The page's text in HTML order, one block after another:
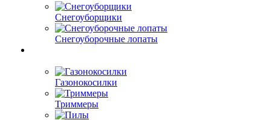
Снегоуборщики
Снегоуборочные лопаты
Газонокосилки
Триммеры